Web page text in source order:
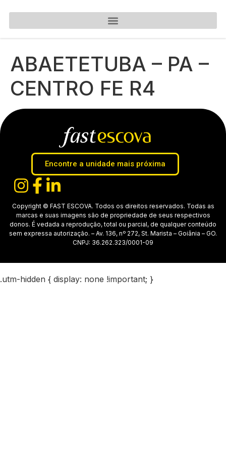
ABAETETUBA – PA –
CENTRO FE R4
Encontre a unidade mais próxima
Copyright © FAST ESCOVA. Todos os direitos reservados. Todas as
marcas e suas imagens são de propriedade de seus respectivos
donos. É vedada a reprodução, total ou parcial, de qualquer conteúdo
sem expressa autorização. – Av. 136, nº 272, St. Marista – Goiânia – GO.
CNPJ: 36.262.323/0001-09
.utm-hidden { display: none !important; }